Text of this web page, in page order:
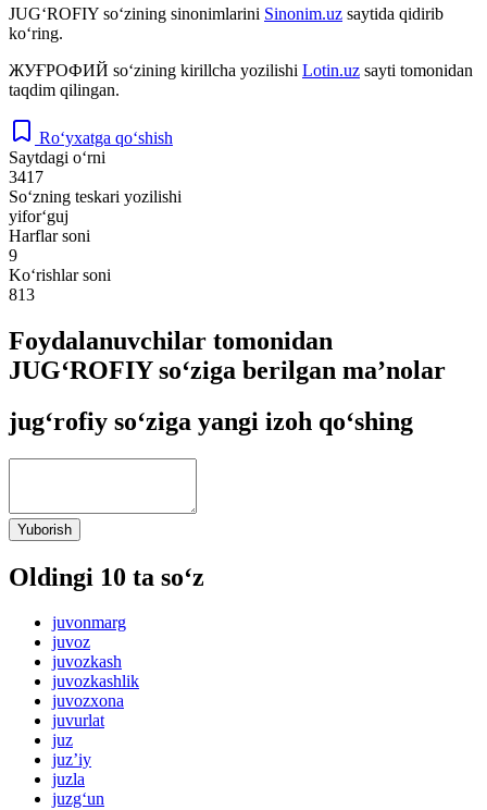
JUG‘ROFIY so‘zining sinonimlarini Sinonim.uz saytida qidirib
ko‘ring.
ЖУҒРОФИЙ so‘zining kirillcha yozilishi Lotin.uz sayti tomonidan
taqdim qilingan.
Ro‘yxatga qo‘shish
Saytdagi o‘rni
3417
So‘zning teskari yozilishi
yifor‘guj
Harflar soni
9
Ko‘rishlar soni
813
Foydalanuvchilar tomonidan
JUG‘ROFIY so‘ziga berilgan ma’nolar
jug‘rofiy so‘ziga yangi izoh qo‘shing
Yuborish
Oldingi 10 ta so‘z
juvonmarg
juvoz
juvozkash
juvozkashlik
juvozxona
juvurlat
juz
juzʼiy
juzla
juzg‘un